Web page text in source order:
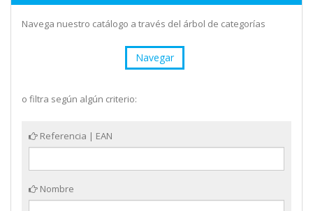
Navega nuestro catálogo a través del árbol de categorías
Navegar
o filtra según algún criterio:
Referencia | EAN
Nombre